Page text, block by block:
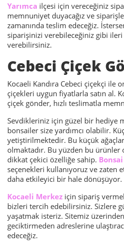
Yarımca ilçesi için vereceğiniz
memnuniyet duyacağız ve
zamanında teslim edeceğiz.
siparişinizi verebileceğiniz gibi
verebilirsiniz.
Cebeci Çiçek
Kocaeli Kandıra Cebeci çiçekçi ile
çiçekleri uygun fiyatlarla satın al.
çiçek gönder, hızlı teslimatla
Sevdikleriniz için güzel bir hediye
bonsailer size yardımcı olabilir.
yetiştirilmektedir. Bu küçük
olmaktadır. Bu yüzden bu ürünler
dikkat çekici özelliğe sahip. Bonsai
seçenekleri kullanıyoruz ve zaten
daha etkileyici bir hale dönüşüyor.
Kocaeli Merkez için sipariş
bizleri tercih edebilirsiniz. Sizlere
yaşatmak isteriz. Sitemiz
geciktirmeden adreslerine
edeceğiz.